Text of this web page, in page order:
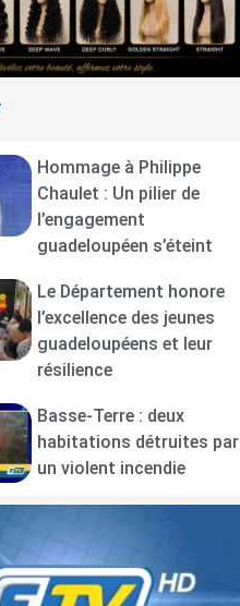
Hommage à Philippe
Chaulet : Un pilier de
l’engagement
guadeloupéen s’éteint
Le Département honore
l’excellence des jeunes
guadeloupéens et leur
résilience
Basse-Terre : deux
habitations détruites par
un violent incendie